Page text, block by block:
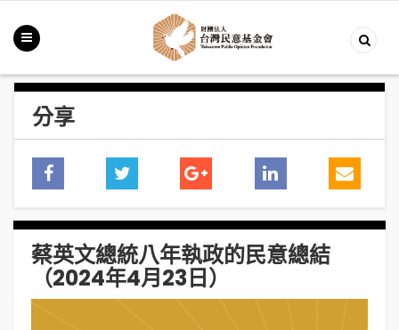
分享
蔡英文總統八年執政的民意總結
（2024年4月23日）